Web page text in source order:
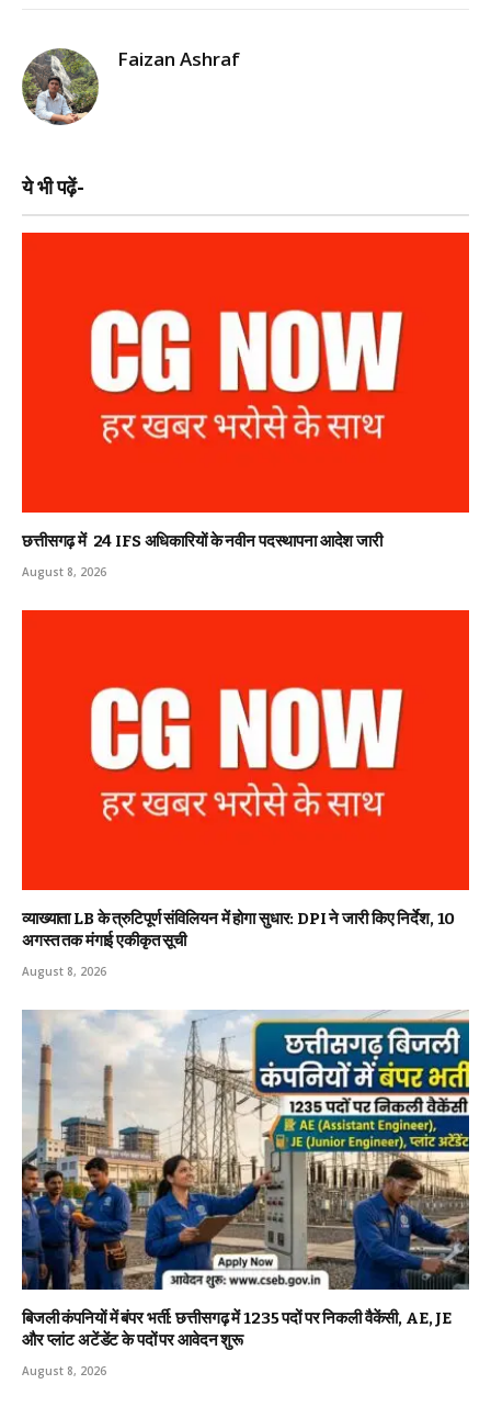
Faizan Ashraf
ये भी पढ़ें-
छत्तीसगढ़ में 24 IFS अधिकारियों के नवीन पदस्थापना आदेश जारी
August 8, 2026
व्याख्याता LB के त्रुटिपूर्ण संविलियन में होगा सुधार: DPI ने जारी किए निर्देश, 10
अगस्त तक मंगाई एकीकृत सूची
August 8, 2026
बिजली कंपनियों में बंपर भर्ती: छत्तीसगढ़ में 1235 पदों पर निकली वैकेंसी, AE, JE
और प्लांट अटेंडेंट के पदों पर आवेदन शुरू
August 8, 2026